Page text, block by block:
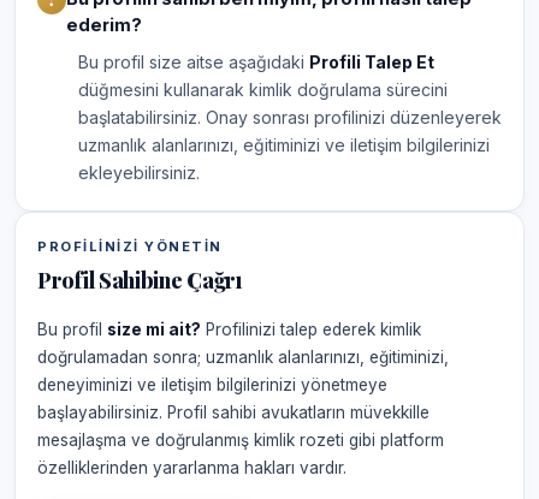
ederim?
Bu profil size aitse aşağıdaki Profili Talep Et
düğmesini kullanarak kimlik doğrulama sürecini
başlatabilirsiniz. Onay sonrası profilinizi düzenleyerek
uzmanlık alanlarınızı, eğitiminizi ve iletişim bilgilerinizi
ekleyebilirsiniz.
PROFILINIZI YÖNETIN
Profil Sahibine Çağrı
Bu profil size mi ait? Profilinizi talep ederek kimlik
doğrulamadan sonra; uzmanlık alanlarınızı, eğitiminizi,
deneyiminizi ve iletişim bilgilerinizi yönetmeye
başlayabilirsiniz. Profil sahibi avukatların müvekkille
mesajlaşma ve doğrulanmış kimlik rozeti gibi platform
özelliklerinden yararlanma hakları vardır.